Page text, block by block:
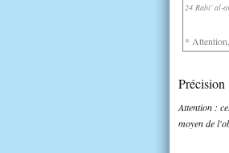
24 Rabi' al-
*
Précision
Attention :
moyen de